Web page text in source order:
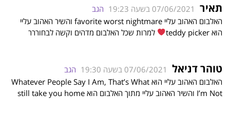
תאיר 07/06/2021 בשעה 19:23
הגב
האלבום האהוב עליי favorite worst nightmare והשיר האהוב עליי
הוא teddy picker
למרות שכל האלבום מדהים וקשה לבחוררר
טוהר דניאל 07/06/2021 בשעה 19:30
הגב
האלבום האהוב עליי הוא Whatever People Say I Am, That’s What
I’m Not והשיר האהוב עליי מתוך האלבום הוא still take you home